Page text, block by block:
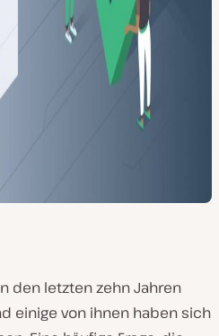
den letzten zehn Jahren
einige von ihnen haben sich